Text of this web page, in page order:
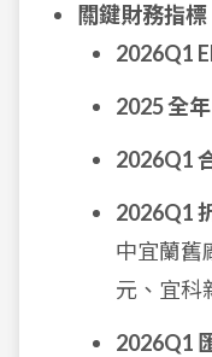
關鍵財務指標
2026Q1
2025 全年
2026Q1
2026Q1
中宜蘭舊
元、宜科
2026Q1